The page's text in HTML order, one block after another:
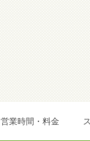
営業時間・料金